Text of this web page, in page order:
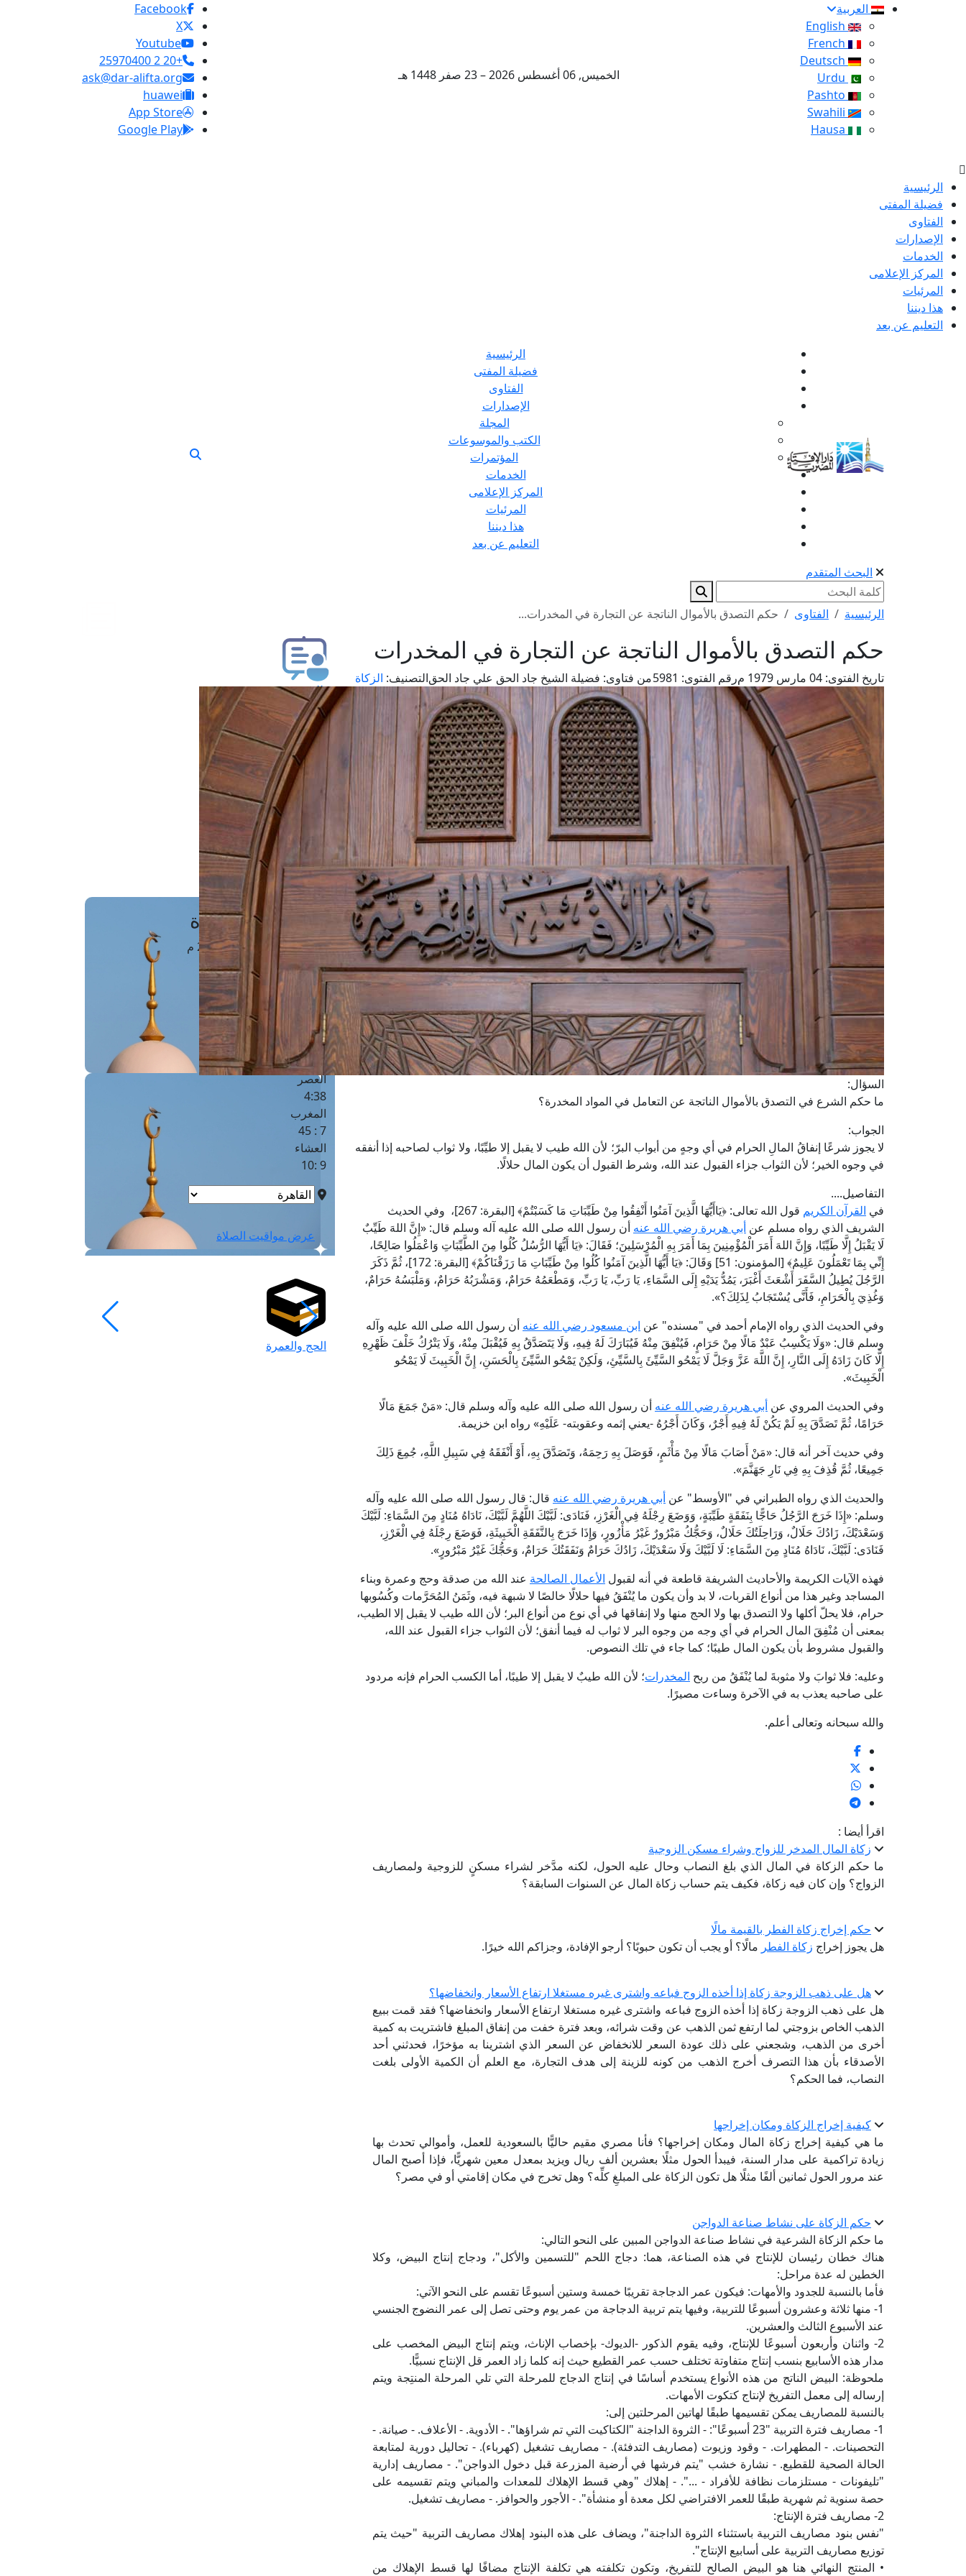
العربية
الخميس, 06 أغسطس 2026 – 23 صفر 1448 هـ
Facebook
X
Youtube
+20 2 25970400
ask@dar-alifta.org
huawei
App Store
Google Play
الرئيسية
فضيلة المفتى
الفتاوى
الإصدارات
الخدمات
المركز الإعلامى
المرئيات
هذا ديننا
التعليم عن بعد
الرئيسية
فضيلة المفتى
الفتاوى
الإصدارات
المجلة
الكتب والموسوعات
المؤتمرات
الخدمات
المركز الإعلامى
المرئيات
هذا ديننا
التعليم عن بعد
البحث المتقدم
الرئيسية الفتاوى حكم التصدق بالأموال الناتجة عن التجارة في المخدرات...
حكم التصدق بالأموال الناتجة عن التجارة في المخدرات
تاريخ الفتوى: رقم الفتوى: من فتاوى: فضيلة الشيخ جاد الحق علي جاد الحقالتصنيف: الزكاة
السؤال:
ما حكم الشرع في التصدق بالأموال الناتجة عن التعامل في المواد المخدرة؟
الجواب:
لا يجوز شرعًا إنفاقُ المالِ الحرام في أي وجهٍ من أبواب البرّ؛ لأن الله طيب لا يقبل إلا طيِّبًا، ولا ثواب لصاحبه إذا أنفقه
في وجوه الخير؛ لأن الثواب جزاء القبول عند الله، وشرط القبول أن يكون المال حلالًا.
التفاصيل....
في القرآن الكريم
قول الله تعالى: ﴿يَاأَيُّهَا الَّذِينَ آمَنُوا أَنْفِقُوا مِنْ طَيِّبَاتِ مَا كَسَبْتُمْ﴾ [البقرة: 267]، وفي الحديث
الشريف الذي رواه مسلم عن أبي هريرة رضي الله عنه أن رسول الله صلى الله عليه آله وسلم قال: «إِنَّ اللهَ طَيِّبٌ
لَا يَقْبَلُ إِلَّا طَيِّبًا، وَإِنَّ اللهَ أَمَرَ الْمُؤْمِنِينَ بِمَا أَمَرَ بِهِ الْمُرْسَلِينَ؛ فَقَالَ: ﴿يَا أَيُّهَا الرُّسُلُ كُلُوا مِنَ الطَّيِّبَاتِ وَاعْمَلُوا صَالِحًا،
إِنِّي بِمَا تَعْمَلُونَ عَلِيمٌ﴾ [المؤمنون: 51] وَقَالَ: ﴿يَا أَيُّهَا الَّذِينَ آمَنُوا كُلُوا مِنْ طَيِّبَاتِ مَا رَزَقْنَاكُمْ﴾ [البقرة: 172]، ثُمَّ ذَكَرَ
الرَّجُلَ يُطِيلُ السَّفَرَ أَشْعَثَ أَغْبَرَ، يَمُدُّ يَدَيْهِ إِلَى السَّمَاءِ، يَا رَبِّ، يَا رَبِّ، وَمَطْعَمُهُ حَرَامٌ، وَمَشْرَبُهُ حَرَامٌ، وَمَلْبَسُهُ حَرَامٌ،
وَغُذِيَ بِالْحَرَامِ، فَأَنَّى يُسْتَجَابُ لِذَلِكَ؟».
وفي الحديث الذي رواه الإمام أحمد في "مسنده" عن ابن مسعود رضي الله عنه أن رسول الله صلى الله عليه وآله
وسلم قال: «وَلَا يَكْسِبُ عَبْدٌ مَالًا مِنْ حَرَامٍ، فَيُنْفِقَ مِنْهُ فَيُبَارَكَ لَهُ فِيهِ، وَلَا يَتَصَدَّقُ بِهِ فَيُقْبَلَ مِنْهُ، وَلَا يَتْرُكُ خَلْفَ ظَهْرِهِ
إِلَّا كَانَ زَادَهُ إِلَى النَّارِ، إِنَّ اللَّهَ عَزَّ وَجَلَّ لَا يَمْحُو السَّيِّئَ بِالسَّيِّئِ، وَلَكِنْ يَمْحُو السَّيِّئَ بِالْحَسَنِ، إِنَّ الْخَبِيثَ لَا يَمْحُو
الْخَبِيثَ».
وفي الحديث المروي عن أبي هريرة رضي الله عنه أن رسول الله صلى الله عليه وآله وسلم قال: «مَنْ جَمَعَ مَالًا
حَرَامًا، ثُمَّ تَصَدَّقَ بِهِ لَمْ يَكُنْ لَهُ فِيهِ أَجْرٌ، وَكَانَ أَجْرُهُ -يعني إثمه وعقوبته- عَلَيْهِ» رواه ابن خزيمة.
وفي حديث آخر أنه قال: «مَنْ أَصَابَ مَالًا مِنْ مَأْثَمٍ، فَوَصَلَ بِهِ رَحِمَهُ، وَتَصَدَّقَ بِهِ، أَوْ أَنْفَقَهُ فِي سَبِيلِ اللَّهِ، جُمِعَ ذَلِكَ
جَمِيعًا، ثُمَّ قُذِفَ بِهِ فِي نَارِ جَهَنَّمَ».
والحديث الذي رواه الطبراني في "الأوسط" عن أبي هريرة رضي الله عنه قال: قال رسول الله صلى الله عليه وآله
وسلم: «إِذَا خَرَجَ الرَّجُلُ حَاجًّا بِنَفَقَةٍ طَيِّبَةٍ، وَوَضَعَ رِجْلَهُ فِي الْغَرْزِ، فَنَادَى: لَبَّيْكَ اللَّهُمَّ لَبَّيْكَ، نَادَاهُ مُنَادٍ مِنَ السَّمَاءِ: لَبَّيْكَ
وَسَعْدَيْكَ، زَادُكَ حَلَالٌ، وَرَاحِلَتُكَ حَلَالٌ، وَحَجُّكُ مَبْرُورٌ غَيْرُ مَأْزُورٍ، وَإِذَا خَرَجَ بِالنَّفَقَةِ الْخَبِيثَةِ، فَوَضَعَ رِجْلَهُ فِي الْغَرْزِ،
فَنَادَى: لَبَّيْكَ، نَادَاهُ مُنَادٍ مِنَ السَّمَاءِ: لَا لَبَّيْكَ وَلَا سَعْدَيْكَ، زَادُكَ حَرَامٌ وَنَفَقَتُكَ حَرَامٌ، وَحَجُّكَ غَيْرُ مَبْرُورٍ».
فهذه الآيات الكريمة والأحاديث الشريفة قاطعة في أنه لقبول الأعمال الصالحة عند الله من صدقة وحج وعمرة وبناء
المساجد وغير هذا من أنواع القربات، لا بد وأن يكون ما يُنْفَقُ فيها حلالًا خالصًا لا شبهة فيه، وثَمَنُ المُحَرَّمات وكُسُوبها
حرام، فلا يحلّ أكلها ولا التصدق بها ولا الحج منها ولا إنفاقها في أي نوع من أنواع البر؛ لأن الله طيب لا يقبل إلا الطيب،
بمعنى أن مُنْفِقَ المال الحرام في أي وجه من وجوه البر لا ثواب له فيما أنفق؛ لأن الثواب جزاء القبول عند الله،
والقبول مشروط بأن يكون المال طيبًا؛ كما جاء في تلك النصوص.
وعليه: فلا ثوابَ ولا مثوبةَ لما يُنْفَقُ من ربح المخدرات؛ لأن الله طيبٌ لا يقبل إلا طيبًا، أما الكسب الحرام فإنه مردود
على صاحبه يعذب به في الآخرة وساءت مصيرًا.
والله سبحانه وتعالى أعلم.
اقرأ أيضا :
زكاة المال المدخر للزواج وشراء مسكن الزوجية
ما حكم الزكاة في المال الذي بلغ النصاب وحال عليه الحول، لكنه مدَّخر لشراء مسكنٍ للزوجية ولمصاريف
الزواج؟ وإن كان فيه زكاة، فكيف يتم حساب زكاة المال عن السنوات السابقة؟
حكم إخراج زكاة الفطر بالقيمة مالًا
هل يجوز إخراج زكاة الفطر مالًا؟ أو يجب أن تكون حبوبًا؟ أرجو الإفادة، وجزاكم الله خيرًا.
هل على ذهب الزوجة زكاة إذا أخذه الزوج فباعه واشترى غيره مستغلا ارتفاع الأسعار وانخفاضها؟
هل على ذهب الزوجة زكاة إذا أخذه الزوج فباعه واشترى غيره مستغلا ارتفاع الأسعار وانخفاضها؟ فقد قمت ببيع
الذهب الخاص بزوجتي لما ارتفع ثمن الذهب عن وقت شرائه، وبعد فترة خفت من إنفاق المبلغ فاشتريت به كمية
أخرى من الذهب، وشجعني على ذلك عودة السعر للانخفاض عن السعر الذي اشترينا به مؤخرًا، فحدثني أحد
الأصدقاء بأن هذا التصرف أخرج الذهب من كونه للزينة إلى هدف التجارة، مع العلم أن الكمية الأولى بلغت
النصاب، فما الحكم؟
كيفية إخراج الزكاة ومكان إخراجها
ما هي كيفية إخراج زكاة المال ومكان إخراجها؟ فأنا مصري مقيم حاليًّا بالسعودية للعمل، وأموالي تحدث بها
زيادة تراكمية على مدار السنة، فيبدأ الحول مثلًا بعشرين ألف ريال ويزيد بمعدل معين شهريًّا، فإذا أصبح المال
عند مرور الحول ثمانين ألفًا مثلًا هل تكون الزكاة على المبلغِ كلِّه؟ وهل تخرج في مكان إقامتي أو في مصر؟
حكم الزكاة على نشاط صناعة الدواجن
ما حكم الزكاة الشرعية في نشاط صناعة الدواجن المبين على النحو التالي:
هناك خطان رئيسان للإنتاج في هذه الصناعة، هما: دجاج اللحم "للتسمين والأكل"، ودجاج إنتاج البيض، وكلا
الخطين له عدة مراحل:
فأما بالنسبة للجدود والأمهات: فيكون عمر الدجاجة تقريبًا خمسة وستين أسبوعًا تقسم على النحو الآتي:
1- منها ثلاثة وعشرون أسبوعًا للتربية، وفيها يتم تربية الدجاجة من عمر يوم وحتى تصل إلى عمر النضوج الجنسي
عند الأسبوع الثالث والعشرين.
2- واثنان وأربعون أسبوعًا للإنتاج، وفيه يقوم الذكور -الديوك- بإخصاب الإناث، ويتم إنتاج البيض المخصب على
مدار هذه الأسابيع بنسب إنتاج متفاوتة تختلف حسب عمر القطيع حيث إنه كلما زاد العمر قل الإنتاج نسبيًّا.
ملحوظة: البيض الناتج من هذه الأنواع يستخدم أساسًا في إنتاج الدجاج للمرحلة التي تلي المرحلة المنتِجة ويتم
إرساله إلى معمل التفريخ لإنتاج كتكوت الأمهات.
بالنسبة للمصاريف يمكن تقسيمها طبقًا لهاتين المرحلتين إلى:
1- مصاريف فترة التربية "23 أسبوعًا": - الثروة الداجنة "الكتاكيت التي تم شراؤها". - الأدوية. - الأعلاف. - صيانة. -
التحصينات. - المطهرات. - وقود وزيوت (مصاريف التدفئة). - مصاريف تشغيل (كهرباء). - تحاليل دورية لمتابعة
الحالة الصحية للقطيع. - نشارة خشب "يتم فرشها في أرضية المزرعة قبل دخول الدواجن". - مصاريف إدارية
"تليفونات - مستلزمات نظافة للأفراد - ...". - إهلاك "وهي قسط الإهلاك للمعدات والمباني ويتم تقسيمه على
حصة سنوية ثم شهرية طبقًا للعمر الافتراضي لكل معدة أو منشأة". - الأجور والحوافز. - مصاريف تشغيل.
2- مصاريف فترة الإنتاج:
"نفس بنود مصاريف التربية باستثناء الثروة الداجنة"، ويضاف على هذه البنود إهلاك مصاريف التربية "حيث يتم
توزيع مصاريف التربية على أسابيع الإنتاج".
• المنتج النهائي هنا هو البيض الصالح للتفريخ، وتكون تكلفته هي تكلفة الإنتاج مضافًا لها قسط الإهلاك من
طلب فتوى
استعلام عن فتوى
حجز موعد
الفتوى الهاتفية
مَواقِيتُ الصَّـــلاة
القاهرة · 06 أغسطس 2026 م
الفجر
4 :40
الشروق
6 :17
الظهر
العصر
4:38
المغرب
7 : 45
العشاء
9 :10
عرض مواقيت الصلاة
الحج والعمرة